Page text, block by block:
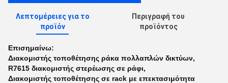
Λεπτομέρειες για το
προϊόν
Περιγραφή του
προϊόντος
Επισημαίνω:
Διακομιστής τοποθέτησης ράκα πολλαπλών δικτύων,
R7615 διακομιστής στερέωσης σε ράφι,
Διακομιστής τοποθέτησης σε rack με επεκτασιμότητα